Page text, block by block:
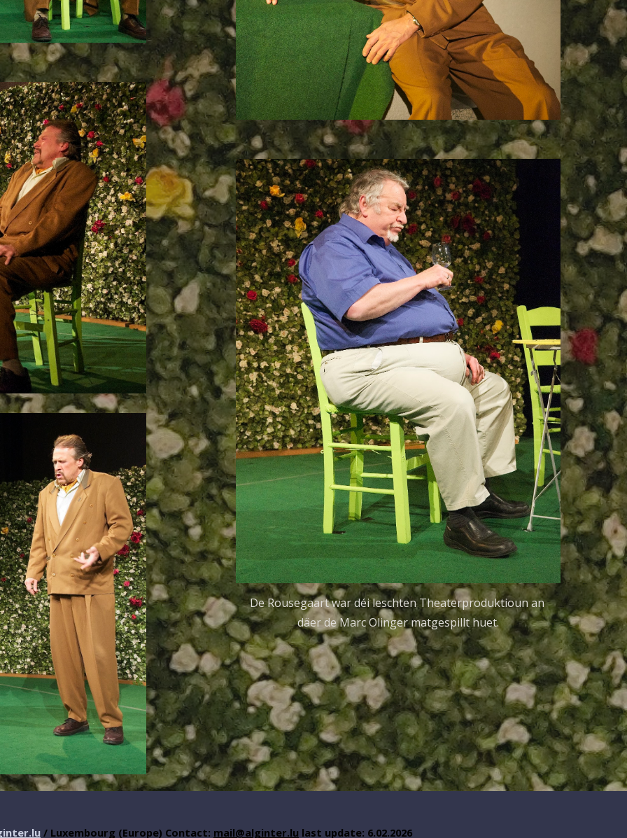
De Rousegaart war déi leschten Theaterproduktioun an
däer de Marc Olinger matgespillt huet.
/ Luxembourg (Europe) Contact: mail@alginter.lu last update: 6.02.2026